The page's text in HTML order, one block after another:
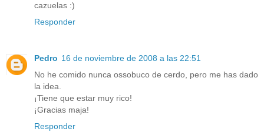
cazuelas :)
Responder
Pedro 16 de noviembre de 2008 a las 22:51
No he comido nunca ossobuco de cerdo, pero me has dado
la idea.
¡Tiene que estar muy rico!
¡Gracias maja!
Responder